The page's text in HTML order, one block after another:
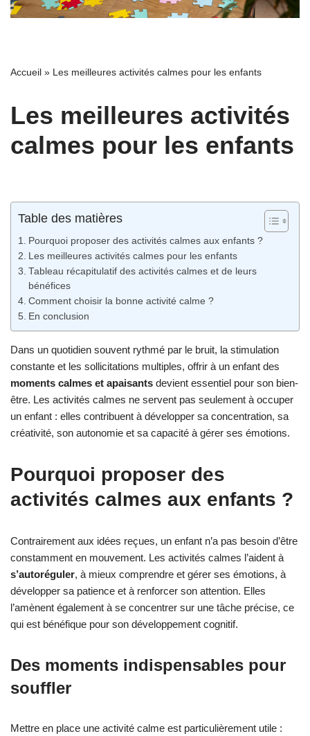
Accueil » Les meilleures activités calmes pour les enfants
Les meilleures activités
calmes pour les enfants
Table des matières
Pourquoi proposer des activités calmes aux enfants ?
Les meilleures activités calmes pour les enfants
Tableau récapitulatif des activités calmes et de leurs
bénéfices
Comment choisir la bonne activité calme ?
En conclusion
Dans un quotidien souvent rythmé par le bruit, la stimulation
constante et les sollicitations multiples, offrir à un enfant des
moments calmes et apaisants devient essentiel pour son bien-
être. Les activités calmes ne servent pas seulement à occuper
un enfant : elles contribuent à développer sa concentration, sa
créativité, son autonomie et sa capacité à gérer ses émotions.
Pourquoi proposer des
activités calmes aux enfants ?
Contrairement aux idées reçues, un enfant n’a pas besoin d’être
constamment en mouvement. Les activités calmes l’aident à
s’autoréguler, à mieux comprendre et gérer ses émotions, à
développer sa patience et à renforcer son attention. Elles
l’amènent également à se concentrer sur une tâche précise, ce
qui est bénéfique pour son développement cognitif.
Des moments indispensables pour
souffler
Mettre en place une activité calme est particulièrement utile :